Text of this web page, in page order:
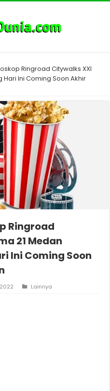
Ringroad Citywalks XXI
Ini Coming Soon Akhir
Ringroad
21 Medan
Ini Coming Soon
Lainnya